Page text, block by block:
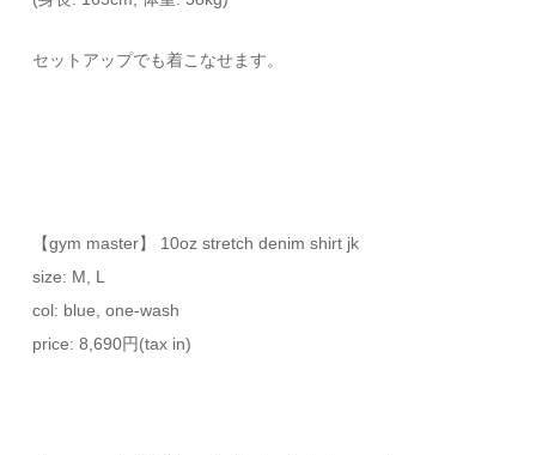
セットアップでも着こなせます。
【gym master】 10oz stretch denim shirt jk
size: M, L
col: blue, one-wash
price: 8,690円(tax in)